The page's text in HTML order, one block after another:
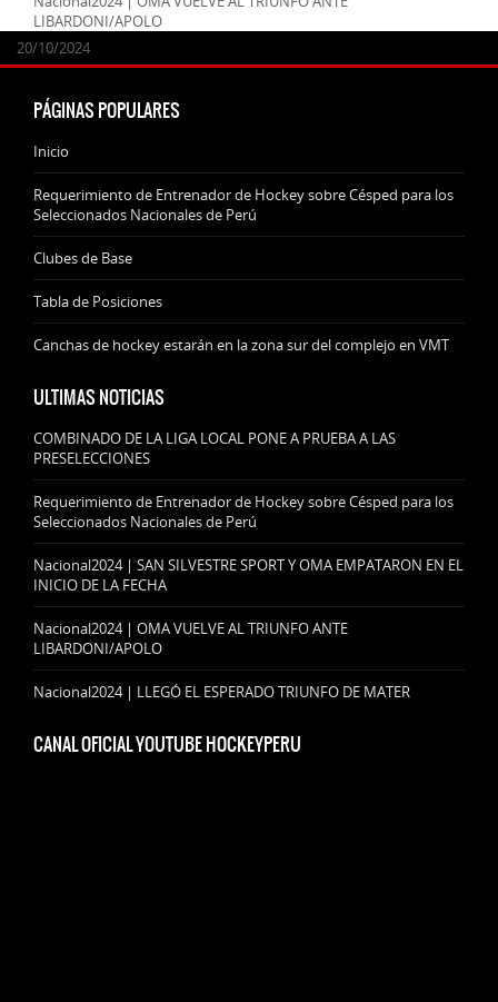
24/09/2025
07/11/2024
20/10/2024
LIBARDONI/APOLO
20/10/2024
PÁGINAS POPULARES
Inicio
Requerimiento de Entrenador de Hockey sobre Césped para los
Seleccionados Nacionales de Perú
Clubes de Base
Tabla de Posiciones
Canchas de hockey estarán en la zona sur del complejo en VMT
ULTIMAS NOTICIAS
COMBINADO DE LA LIGA LOCAL PONE A PRUEBA A LAS
PRESELECCIONES
Requerimiento de Entrenador de Hockey sobre Césped para los
Seleccionados Nacionales de Perú
Nacional2024 | SAN SILVESTRE SPORT Y OMA EMPATARON EN EL
INICIO DE LA FECHA
Nacional2024 | OMA VUELVE AL TRIUNFO ANTE
LIBARDONI/APOLO
Nacional2024 | LLEGÓ EL ESPERADO TRIUNFO DE MATER
CANAL OFICIAL YOUTUBE HOCKEYPERU